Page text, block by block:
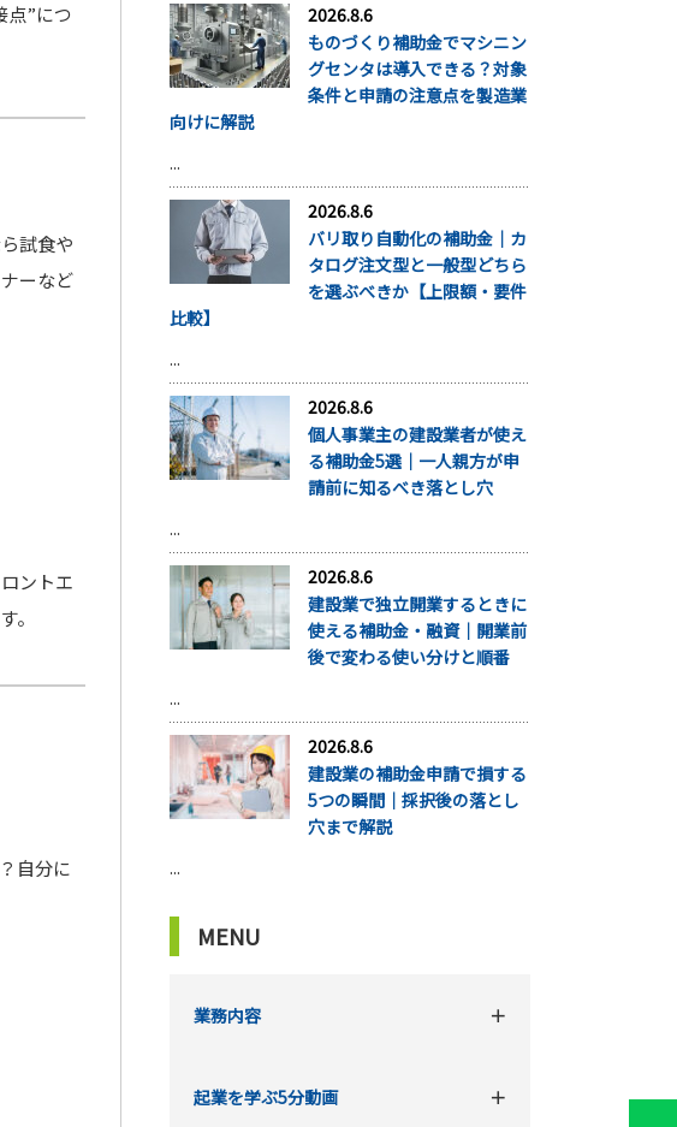
点”につ
試食や
ーなど
ントエ
。
自分に
2026.8.6
ものづくり補助金でマシニン
グセンタは導入できる？対象
条件と申請の注意点を製造業
向けに解説
...
2026.8.6
バリ取り自動化の補助金｜カ
タログ注文型と一般型どちら
を選ぶべきか【上限額・要件
比較】
...
2026.8.6
個人事業主の建設業者が使え
る補助金5選｜一人親方が申
請前に知るべき落とし穴
...
2026.8.6
建設業で独立開業するときに
使える補助金・融資｜開業前
後で変わる使い分けと順番
...
2026.8.6
建設業の補助金申請で損する
5つの瞬間｜採択後の落とし
穴まで解説
...
MENU
業務内容
起業を学ぶ5分動画